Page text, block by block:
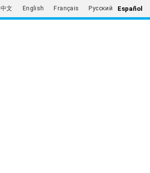
中文 English Français Русский Español